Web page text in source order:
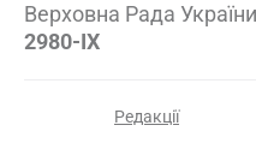
Верховна Рада України
2980-IX
Редакції